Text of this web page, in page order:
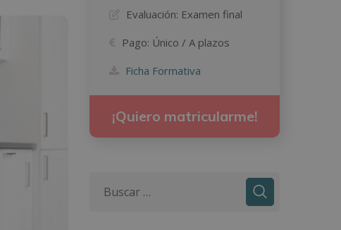
Evaluación: Examen final
Pago: Único / A plazos
Ficha Formativa
¡Quiero matricularme!